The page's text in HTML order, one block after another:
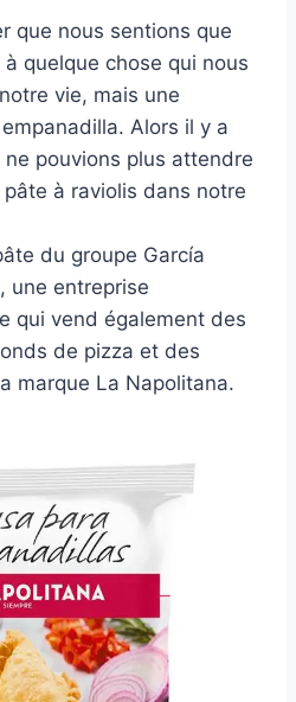
que nous sentions que
quelque chose qui nous
vie, mais une
Alors il y a
pouvions plus attendre
à raviolis dans notre
du groupe García
une entreprise
qui vend également des
de pizza et des
marque La Napolitana.